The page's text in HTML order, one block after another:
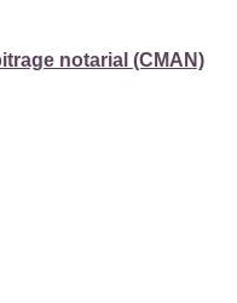
notarial (CMAN)